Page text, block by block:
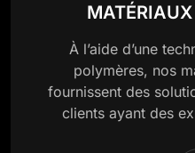
À l’aide d’une
polymères, nos
fournissent des
clients ayant des